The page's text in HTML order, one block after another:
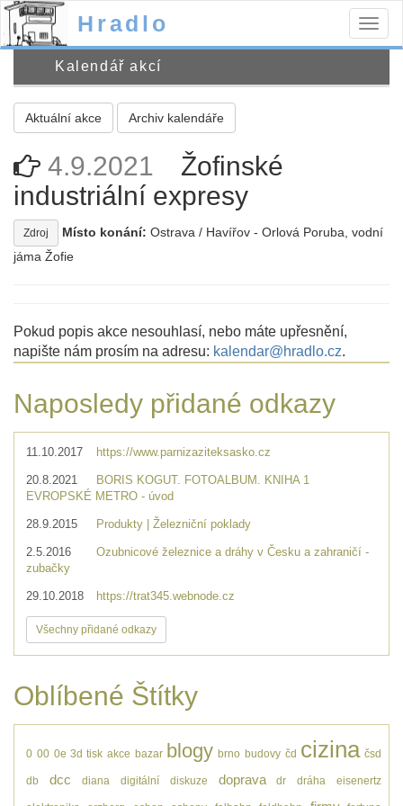
Hradlo
Kalendář akcí
Aktuální akce Archiv kalendáře
4.9.2021
Žofinské
industriální expresy
Zdroj Místo konání: Ostrava / Havířov - Orlová Poruba, vodní
jáma Žofie
Pokud popis akce nesouhlasí, nebo máte upřesnění,
napište nám prosím na adresu: kalendar@hradlo.cz.
Naposledy přidané odkazy
11.10.2017 https://www.parnizaziteksasko.cz
20.8.2021
BORIS KOGUT. FOTOALBUM. KNIHA 1
EVROPSKÉ METRO - úvod
28.9.2015 Produkty | Železniční poklady
2.5.2016
Ozubnicové železnice a dráhy v Česku a zahraničí -
zubačky
29.10.2018 https://trat345.webnode.cz
Všechny přidané odkazy
Oblíbené Štítky
0 00 0e 3d tisk akce bazar blogy brno budovy čd cizina čsd
db dcc diana digitální diskuze doprava dr dráha eisenertz